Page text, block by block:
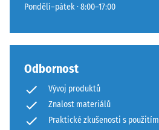
Pondělí–pátek · 8:00–17:00
Odbornost
Vývoj produktů
Znalost materiálů
Praktické zkušenosti s použitím